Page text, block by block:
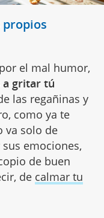
el mal humor,
a gritar tú
las regañinas y
como ya te
va solo de
emociones,
de buen
de calmar tu